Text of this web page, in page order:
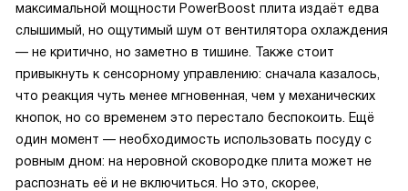
максимальной мощности PowerBoost плита издаёт едва
слышимый, но ощутимый шум от вентилятора охлаждения
— не критично, но заметно в тишине. Также стоит
привыкнуть к сенсорному управлению: сначала казалось,
что реакция чуть менее мгновенная, чем у механических
кнопок, но со временем это перестало беспокоить. Ещё
один момент — необходимость использовать посуду с
ровным дном: на неровной сковородке плита может не
распознать её и не включиться. Но это, скорее,